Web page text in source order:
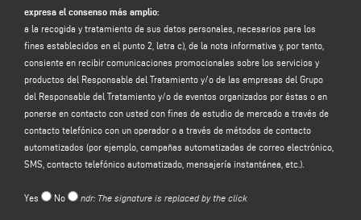
El Responsable del tratamiento tratará sus datos personales de
identificación y de contacto (tales como: nombre, apellidos, razón social,
dirección, ciudad, código postal, provincia, estado, dirección de correo
electrónico, número de teléfono) facilitados directamente por usted al
cumplimentar el formulario de recogida de datos de la sección "
CONTACTOS"
del sitio web del Responsable del tratamiento (www.emmegi.com, el "Sitio").
El responsable del tratamiento tiene la intención de tratar sus datos
personales con la finalidad de:
responder a su mensaje o solicitud de información
enviada a través de
este formulario, por ejemplo, para obtener información sobre los productos o
informativo de la empresa), y para obtener una cotización, etc.; la base legal
expresa el consenso más amplio:
a la recogida y tratamiento de sus datos personales, necesarios para los
fines establecidos en el punto 2, letra c), de la nota informativa y, por tanto,
consiente en recibir comunicaciones promocionales sobre los servicios y
productos del Responsable del Tratamiento y/o de las empresas del Grupo
del Responsable del Tratamiento y/o de eventos organizados por éstas o en
ponerse en contacto con usted con fines de estudio de mercado a través de
contacto telefónico con un operador o a través de métodos de contacto
automatizados (por ejemplo, campañas automatizadas de correo electrónico,
SMS, contacto telefónico automatizado, mensajería instantánea, etc.).
Yes No ndr: The signature is replaced by the click